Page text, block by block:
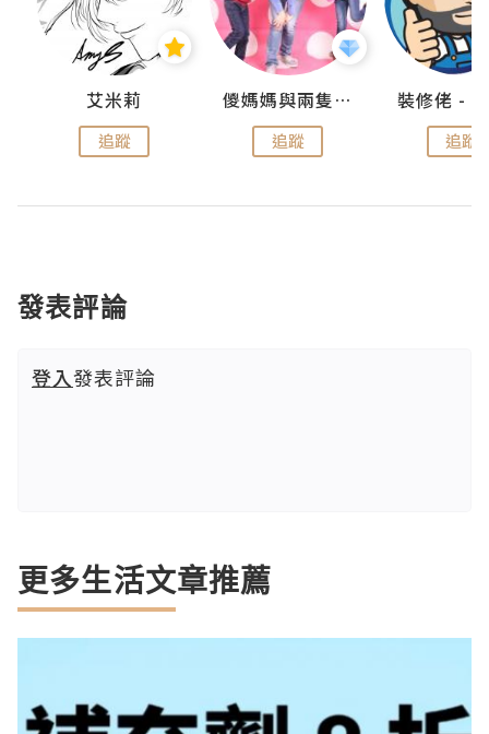
艾米莉
追蹤
儍媽媽與兩隻小魔怪之家
追蹤 追蹤
發表評論
登入發表評論
更多生活文章推薦